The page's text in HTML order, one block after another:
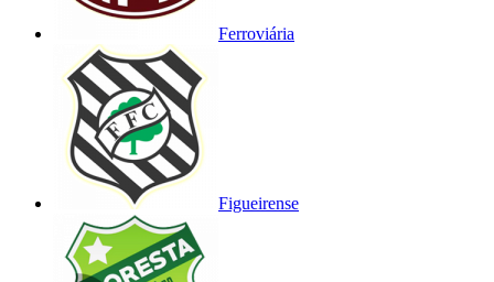
Ferroviária
Figueirense